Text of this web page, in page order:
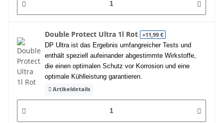
Double Protect Ultra 1l Rot +11,99 €
DP Ultra ist das Ergebnis umfangreicher Tests und
enthält speziell aufeinander abgestimmte Wirkstoffe,
die einen optimalen Schutz vor Korrosion und eine
optimale Kühlleistung garantieren.
Artikeldetails